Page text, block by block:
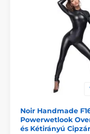
Noir Handmade
Powerwetlook
és Kétirányú